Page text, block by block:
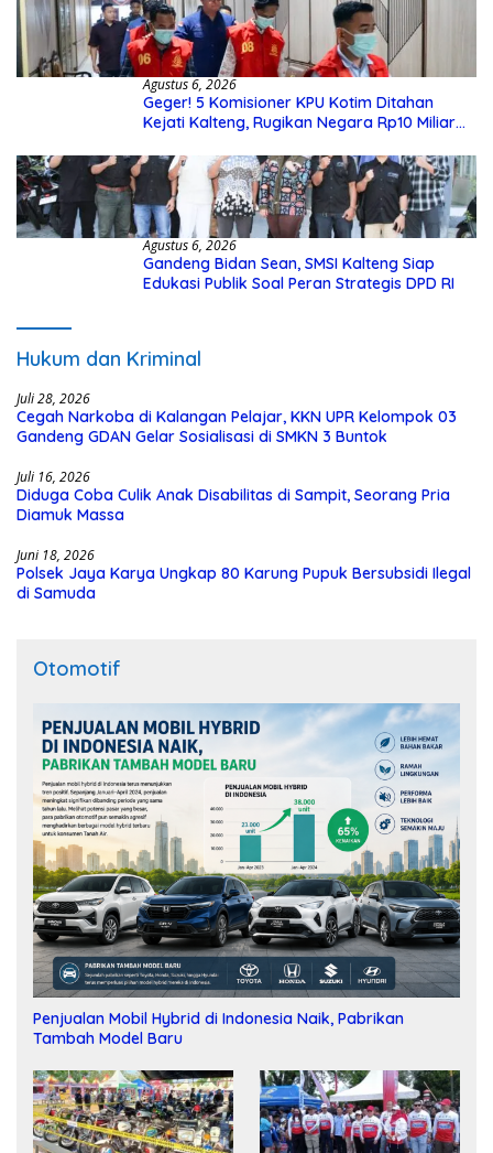
Agustus 6, 2026
Geger! 5 Komisioner KPU Kotim Ditahan
Kejati Kalteng, Rugikan Negara Rp10 Miliar
Agustus 6, 2026
Gandeng Bidan Sean, SMSI Kalteng Siap
Edukasi Publik Soal Peran Strategis DPD RI
Hukum dan Kriminal
Juli 28, 2026
Cegah Narkoba di Kalangan Pelajar, KKN UPR Kelompok 03
Gandeng GDAN Gelar Sosialisasi di SMKN 3 Buntok
Juli 16, 2026
Diduga Coba Culik Anak Disabilitas di Sampit, Seorang Pria
Diamuk Massa
Juni 18, 2026
Polsek Jaya Karya Ungkap 80 Karung Pupuk Bersubsidi Ilegal
di Samuda
Otomotif
Penjualan Mobil Hybrid di Indonesia Naik, Pabrikan
Tambah Model Baru